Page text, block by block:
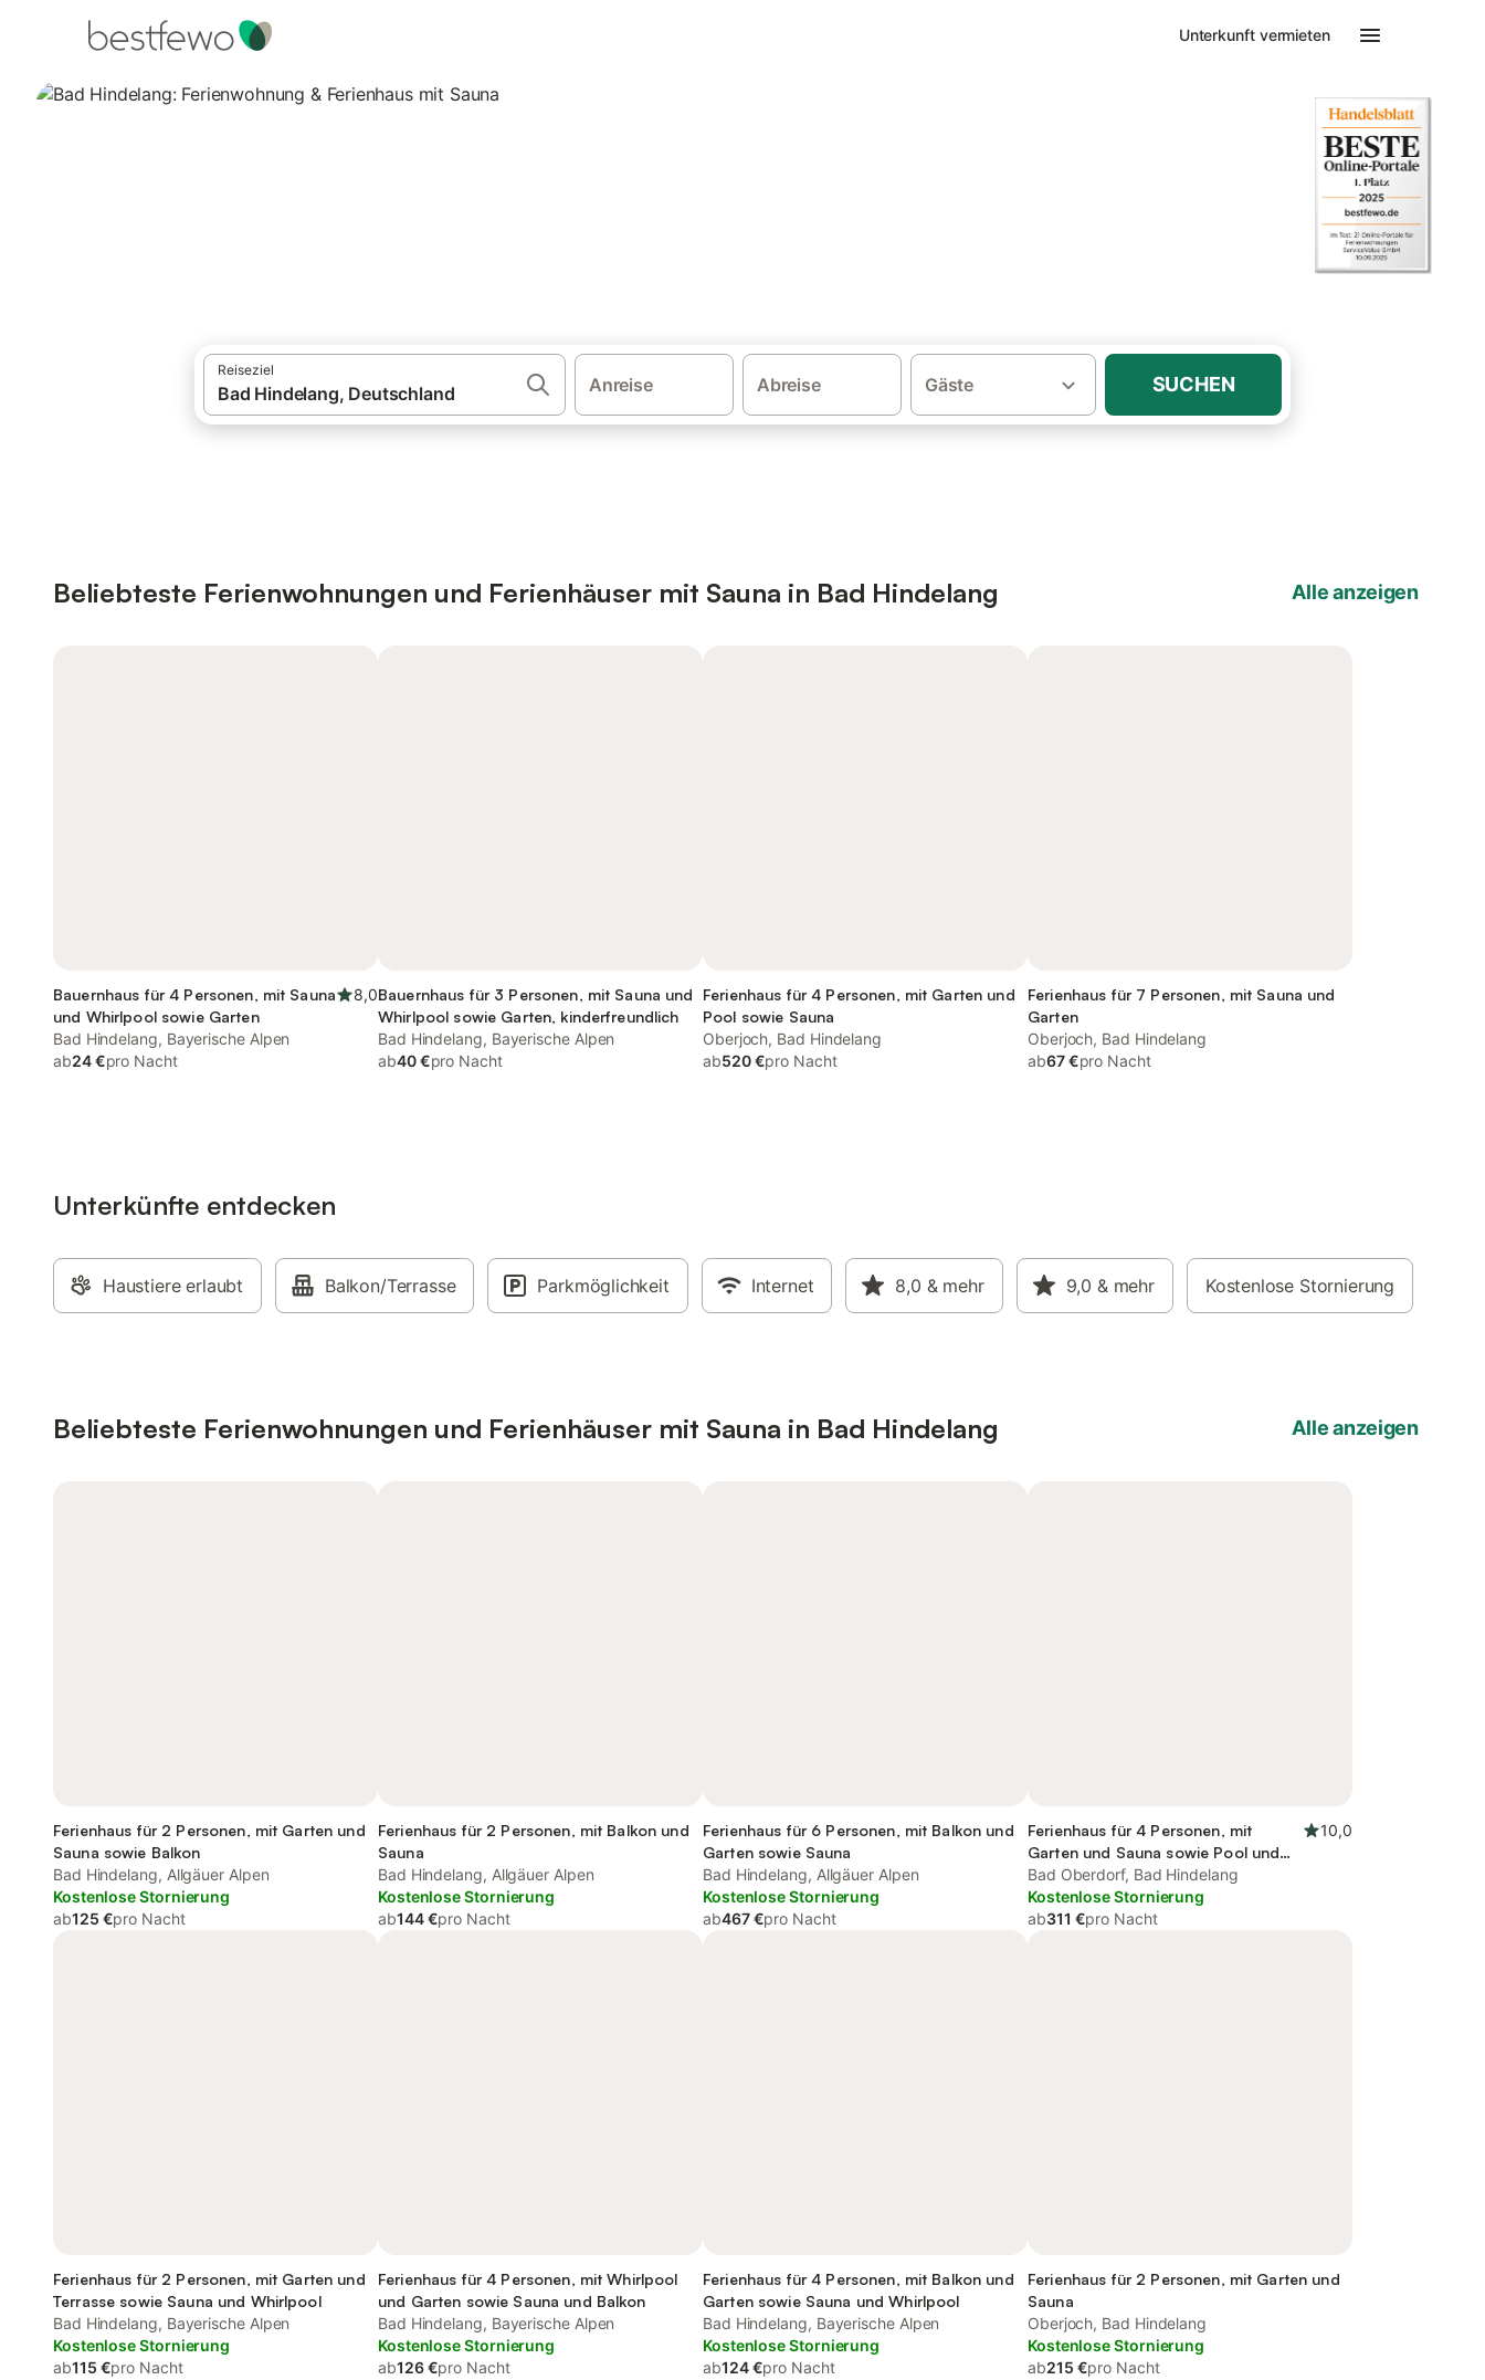
Unterkunft vermieten
Reiseziel
Anreise Abreise Gäste SUCHEN
Beliebteste Ferienwohnungen und Ferienhäuser mit Sauna in Bad Hindelang Alle anzeigen
Bauernhaus für 4 Personen, mit Sauna
und Whirlpool sowie Garten
8,0
Bad Hindelang, Bayerische Alpen
ab24 €pro Nacht
Bauernhaus für 3 Personen, mit Sauna und
Whirlpool sowie Garten, kinderfreundlich
Bad Hindelang, Bayerische Alpen
ab40 €pro Nacht
Ferienhaus für 4 Personen, mit Garten und
Pool sowie Sauna
Oberjoch, Bad Hindelang
ab520 €pro Nacht
Ferienhaus für 7 Personen, mit Sauna und
Garten
Oberjoch, Bad Hindelang
ab67 €pro Nacht
Unterkünfte entdecken
Haustiere erlaubt Balkon/Terrasse Parkmöglichkeit Internet 8,0 & mehr 9,0 & mehr Kostenlose Stornierung
Beliebteste Ferienwohnungen und Ferienhäuser mit Sauna in Bad Hindelang Alle anzeigen
Ferienhaus für 2 Personen, mit Garten und
Sauna sowie Balkon
Bad Hindelang, Allgäuer Alpen
Kostenlose Stornierung
ab125 €pro Nacht
Ferienhaus für 2 Personen, mit Balkon und
Sauna
Bad Hindelang, Allgäuer Alpen
Kostenlose Stornierung
ab144 €pro Nacht
Ferienhaus für 6 Personen, mit Balkon und
Garten sowie Sauna
Bad Hindelang, Allgäuer Alpen
Kostenlose Stornierung
ab467 €pro Nacht
Ferienhaus für 4 Personen, mit
Garten und Sauna sowie Pool und
Whirlpool, mit Haustier
10,0
Bad Oberdorf, Bad Hindelang
Kostenlose Stornierung
ab311 €pro Nacht
Ferienhaus für 2 Personen, mit Garten und
Terrasse sowie Sauna und Whirlpool
Bad Hindelang, Bayerische Alpen
Kostenlose Stornierung
ab115 €pro Nacht
Ferienhaus für 4 Personen, mit Whirlpool
und Garten sowie Sauna und Balkon
Bad Hindelang, Bayerische Alpen
Kostenlose Stornierung
ab126 €pro Nacht
Ferienhaus für 4 Personen, mit Balkon und
Garten sowie Sauna und Whirlpool
Bad Hindelang, Bayerische Alpen
Kostenlose Stornierung
ab124 €pro Nacht
Ferienhaus für 2 Personen, mit Garten und
Sauna
Oberjoch, Bad Hindelang
Kostenlose Stornierung
ab215 €pro Nacht